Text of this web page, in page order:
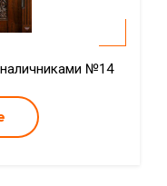
№14